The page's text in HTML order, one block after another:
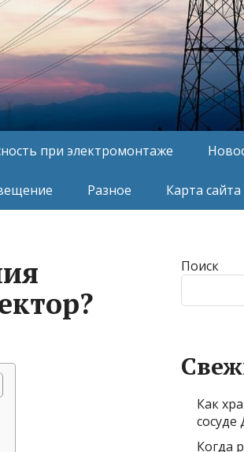
при электромонтаже
Разное Карта сайта
Поиск
Как
Когда